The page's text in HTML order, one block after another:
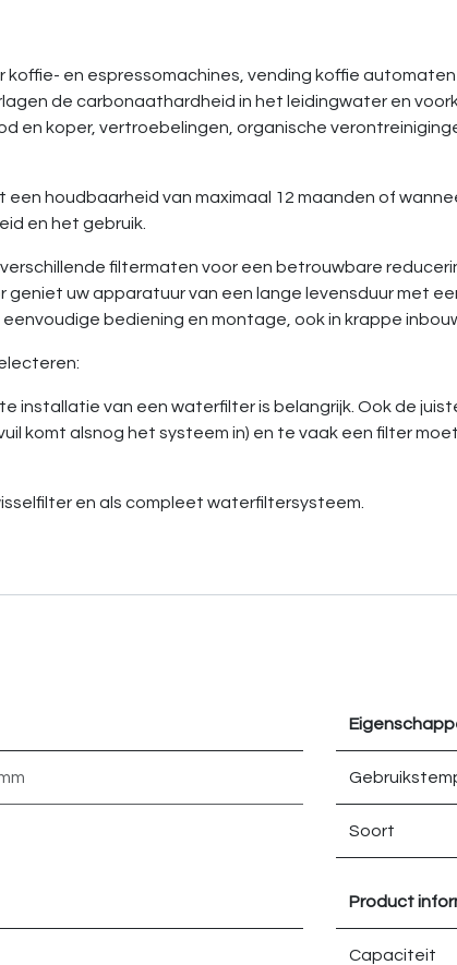
koffie- en espressomachines, vending koffie
de carbonaathardheid in het leidingwater en
en koper, vertroebelingen, organische
een houdbaarheid van maximaal 12 maanden of
en het gebruik.
verschillende filtermaten voor een betrouwbare
uw apparatuur van een lange levensduur met
bediening en montage, ook in krappe
installatie van een waterfilter is belangrijk. Ook de
komt alsnog het systeem in) en te vaak een filter
en als compleet waterfiltersysteem.
Soort
Product
Capaciteit